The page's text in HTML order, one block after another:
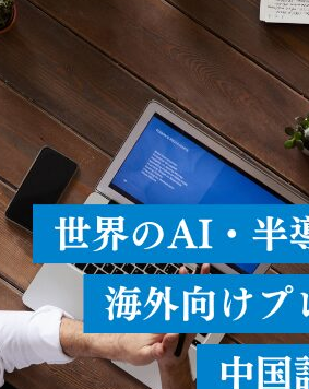
マルモード、長
えて使用するこ
単一のデバイス
遠距離まで届く
ャ […]